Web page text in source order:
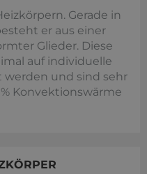
Gerade in
er aus einer
Glieder. Diese
auf individuelle
werden und sind sehr
Konvektionswärme